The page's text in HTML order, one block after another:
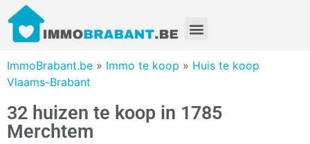
ImmoBrabant.be » Immo te koop » Huis te koop
Vlaams-Brabant
32 huizen te koop in 1785
Merchtem